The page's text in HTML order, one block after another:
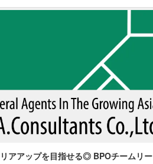
アアップを目指せる◎ BPOチームリー